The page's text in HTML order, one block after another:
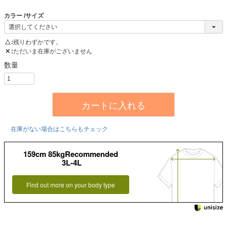
カラー サイズ
△ 残りわずかです。
✕ ただいま在庫がございません
カートに入れる
在庫がない場合はこちらもチェック
159cm 85kgRecommended
3L-4L
Find out more on your body type